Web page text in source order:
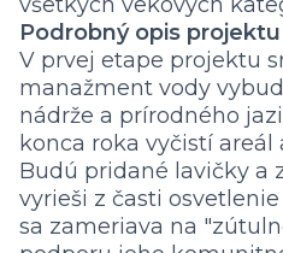
Podrobný opis projektu
V prvej etape projektu
manažment vody
nádrže a prírodného
konca roka vyčistí areál
Budú pridané lavičky a
vyrieši z časti
sa zameriava na